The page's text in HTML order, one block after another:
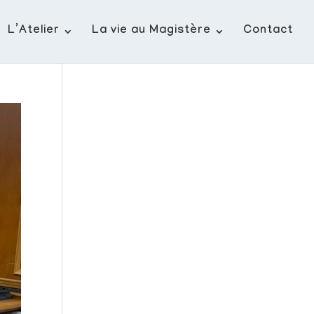
L’Atelier La vie au Magistère Contact